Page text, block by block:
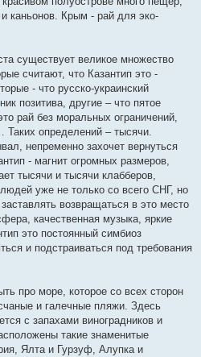
каньонов. Крым - рай для эко-
существует великое множество
считают, что Казантип это -
- что русско-украинский
позитива, другие – что пятое
рай без моральных ограничений,
Таких определений – тысячи.
непременно захочет вернуться
- магнит огромных размеров,
тысячи и тысячи клабберов,
уже не только со всего СНГ, но
возвращаться в это место
качественная музыка, яркие
это постоянный симбиоз
и подстраиваться под требования
про море, которое со всех сторон
и галечные пляжи. Здесь
с запахами виноградников и
такие знаменитые
Ялта и Гурзуф, Алупка и